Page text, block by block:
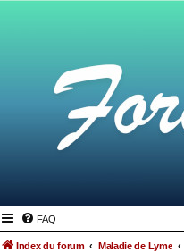
FAQ
Index du forum Maladie de Lyme